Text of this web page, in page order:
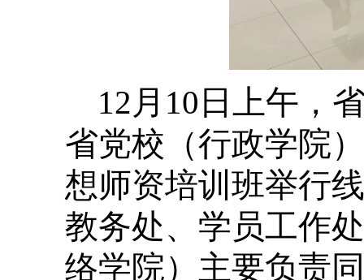
12月10日上午，
省党校（行政学院
想师资培训班举行
教务处、学员工作
络学院）主要负责